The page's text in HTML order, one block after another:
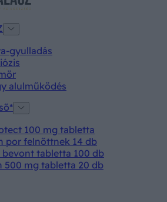
gyulladás
alulműködés
100 mg tabletta
por felnőttnek 14 db
bevont tabletta 100 db
500 mg tabletta 20 db